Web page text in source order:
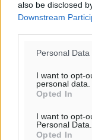
also be disclosed
Downstream
Personal
I want to opt-
personal data.
Opted In
I want to opt-
Personal Data.
Opted In
Δ